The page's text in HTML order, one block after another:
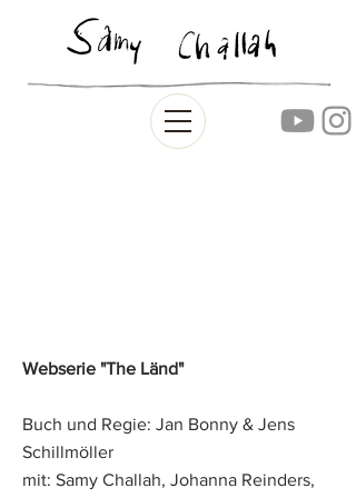
Webserie "The Länd"
Buch und Regie: Jan Bonny & Jens
Schillmöller
mit: Samy Challah, Johanna Reinders,